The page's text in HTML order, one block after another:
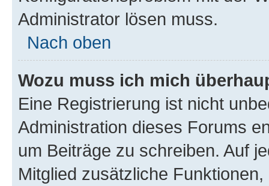
Administrator lösen muss.
Nach oben
Wozu muss ich mich
Eine Registrierung ist nicht
Administration dieses Forums
um Beiträge zu schreiben. Auf
Mitglied zusätzliche